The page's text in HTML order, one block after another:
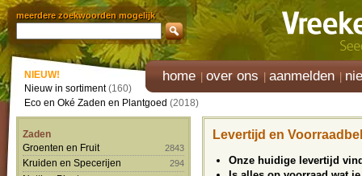
meerdere zoekwoorden mogelijk
home over ons aanmelden
NIEUW!
Nieuw in sortiment(160)
Eco en Oké Zaden en Plantgoed (2018)
Zaden
Groenten en Fruit
2843
Kruiden en Specerijen 294
Levertijd en
Onze huidige levertijd